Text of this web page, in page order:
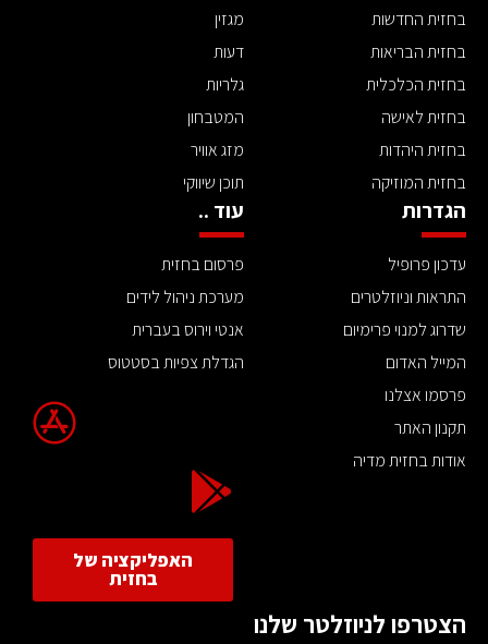
בחזית החדשות
בחזית הבריאות
בחזית הכלכלית
בחזית לאישה
בחזית היהדות
בחזית המוזיקה
מגזין
דעות
גלריות
המטבחון
מזג אוויר
תוכן שיווקי
הגדרות
עדכון פרופיל
התראות וניוזלטרים
שדרוג למנוי פרימיום
המייל האדום
פרסמו אצלנו
תקנון האתר
אודות בחזית מדיה
עוד ..
פרסום בחזית
מערכת ניהול לידים
אנטי וירוס בעברית
הגדלת צפיות בסטטוס
האפליקציה של
בחזית
הצטרפו לניוזלטר שלנו